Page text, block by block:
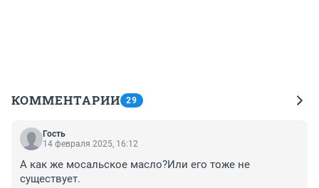
КОММЕНТАРИИ 29
Гость
14 февраля 2025, 16:12
А как же мосальское масло?Или его тоже не
существует.